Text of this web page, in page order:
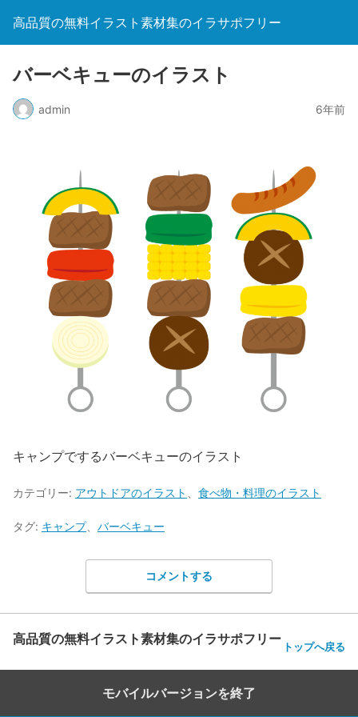
高品質の無料イラスト素材集のイラサポフリー
バーベキューのイラスト
admin 6年前
キャンプでするバーベキューのイラスト
カテゴリー: アウトドアのイラスト 食べ物・料理のイラスト
タグ: キャンプ、 バーベキュー
コメントする
高品質の無料イラスト素材集のイラサポフリー トップへ戻る
モバイルバージョンを終了